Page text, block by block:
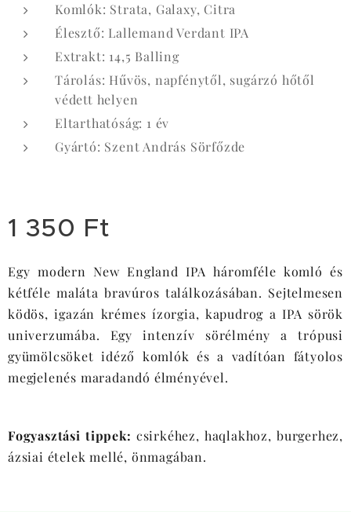
Komlók: Strata, Galaxy, Citra
Élesztő: Lallemand Verdant IPA
Extrakt: 14,5 Balling
Tárolás: Hűvös, napfénytől, sugárzó hőtől
védett helyen
Eltarthatóság: 1 év
Gyártó: Szent András Sörfőzde
1 350 Ft
Egy modern New England IPA háromféle komló és
kétféle maláta bravúros találkozásában. Sejtelmesen
ködös, igazán krémes ízorgia, kapudrog a IPA sörök
univerzumába. Egy intenzív sörélmény a trópusi
gyümölcsöket idéző komlók és a vadítóan fátyolos
megjelenés maradandó élményével.
Fogyasztási tippek: csirkéhez, haqlakhoz, burgerhez,
ázsiai ételek mellé, önmagában.